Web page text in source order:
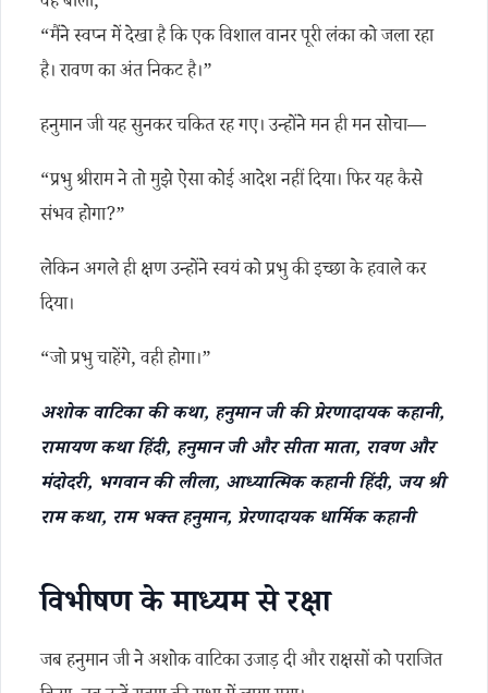
“मैंने स्वप्न में देखा है कि एक विशाल वानर पूरी लंका को जला रहा
है। रावण का अंत निकट है।”
हनुमान जी यह सुनकर चकित रह गए। उन्होंने मन ही मन सोचा—
“प्रभु श्रीराम ने तो मुझे ऐसा कोई आदेश नहीं दिया। फिर यह कैसे
संभव होगा?”
लेकिन अगले ही क्षण उन्होंने स्वयं को प्रभु की इच्छा के हवाले कर
दिया।
“जो प्रभु चाहेंगे, वही होगा।”
अशोक वाटिका की कथा, हनुमान जी की प्रेरणादायक कहानी,
रामायण कथा हिंदी, हनुमान जी और सीता माता, रावण और
मंदोदरी, भगवान की लीला, आध्यात्मिक कहानी हिंदी, जय श्री
राम कथा, राम भक्त हनुमान, प्रेरणादायक धार्मिक कहानी
विभीषण के माध्यम से रक्षा
जब हनुमान जी ने अशोक वाटिका उजाड़ दी और राक्षसों को पराजित